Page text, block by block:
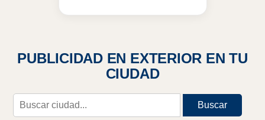
PUBLICIDAD EN EXTERIOR EN TU
CIUDAD
Buscar